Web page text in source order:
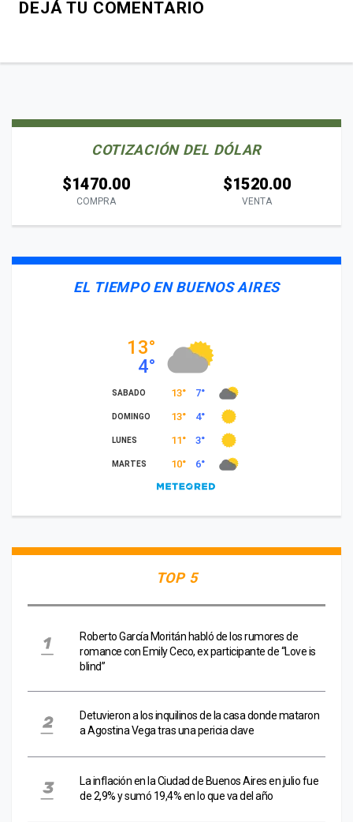
DEJÁ TU COMENTARIO
COTIZACIÓN DEL DÓLAR
$1470.00
COMPRA
$1520.00
VENTA
EL TIEMPO EN BUENOS AIRES
TOP 5
Roberto García Moritán habló de los rumores de
romance con Emily Ceco, ex participante de “Love is
blind”
Detuvieron a los inquilinos de la casa donde mataron
a Agostina Vega tras una pericia clave
La inflación en la Ciudad de Buenos Aires en julio fue
de 2,9% y sumó 19,4% en lo que va del año